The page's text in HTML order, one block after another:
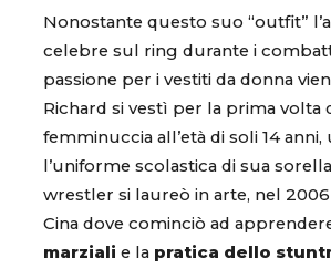
Nonostante questo suo “outfit”
celebre sul ring durante i
passione per i vestiti da donna
Richard si vestì per la prima volta
femminuccia all’età di soli 14
l’uniforme scolastica di sua
wrestler si laureò in arte, nel
Cina dove cominciò ad
marziali e la pratica dello